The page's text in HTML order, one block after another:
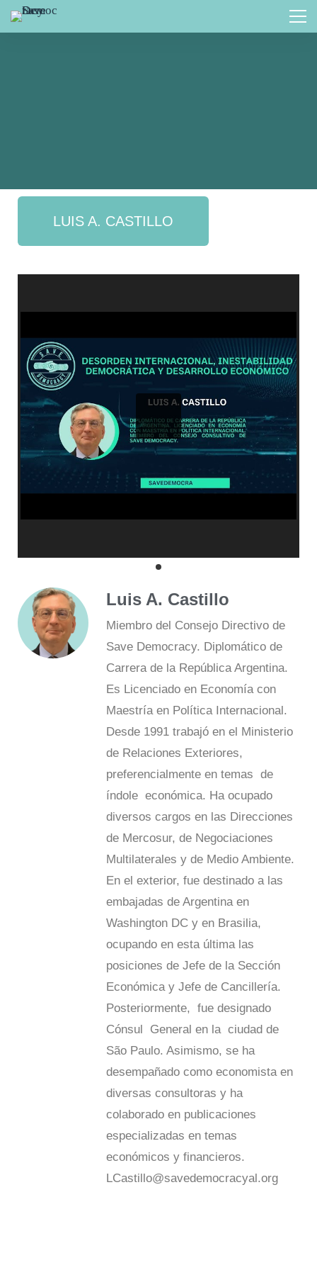
LUIS A. CASTILLO
Luis A. Castillo
Miembro del Consejo Directivo de
Save Democracy. Diplomático de
Carrera de la República Argentina.
Es Licenciado en Economía con
Maestría en Política Internacional.
Desde 1991 trabajó en el Ministerio
de Relaciones Exteriores,
preferencialmente en temas de
índole económica. Ha ocupado
diversos cargos en las Direcciones
de Mercosur, de Negociaciones
Multilaterales y de Medio Ambiente.
En el exterior, fue destinado a las
embajadas de Argentina en
Washington DC y en Brasilia,
ocupando en esta última las
posiciones de Jefe de la Sección
Económica y Jefe de Cancillería.
Posteriormente, fue designado
Cónsul General en la ciudad de
São Paulo. Asimismo, se ha
desempañado como economista en
diversas consultoras y ha
colaborado en publicaciones
especializadas en temas
económicos y financieros.
LCastillo@savedemocracyal.org